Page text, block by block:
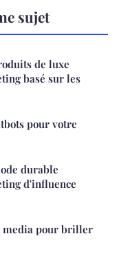
sujet
de luxe
basé sur les
pour votre
durable
d'influence
media pour briller